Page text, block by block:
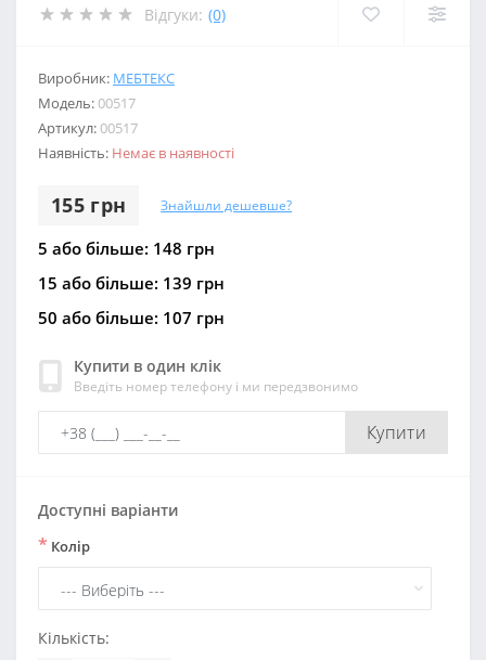
Відгуки: (0)
Виробник: МЕБТЕКС
Модель:00517
Артикул:00517
Наявність: Немає в наявності
155 грн Знайшли дешевше?
5 або більше: 148 грн
15 або більше: 139 грн
50 або більше: 107 грн
Купити в один клік
Введіть номер телефону і ми передзвонимо
Купити
Доступні варіанти
* Колір
Кількість: